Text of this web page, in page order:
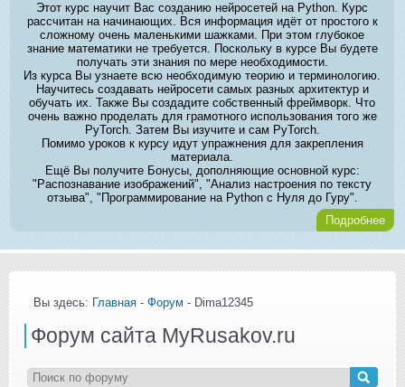
Этот курс научит Вас созданию нейросетей на Python. Курс
рассчитан на начинающих. Вся информация идёт от простого к
сложному очень маленькими шажками. При этом глубокое
знание математики не требуется. Поскольку в курсе Вы будете
получать эти знания по мере необходимости.
Из курса Вы узнаете всю необходимую теорию и терминологию.
Научитесь создавать нейросети самых разных архитектур и
обучать их. Также Вы создадите собственный фреймворк. Что
очень важно проделать для грамотного использования того же
PyTorch. Затем Вы изучите и сам PyTorch.
Помимо уроков к курсу идут упражнения для закрепления
материала.
Ещё Вы получите Бонусы, дополняющие основной курс:
"Распознавание изображений", "Анализ настроения по тексту
отзыва", "Программирование на Python с Нуля до Гуру".
Подробнее
Вы здесь: Главная - Форум - Dima12345
Форум сайта MyRusakov.ru